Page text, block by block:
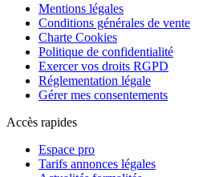
Mentions légales
Conditions générales de vente
Charte Cookies
Politique de confidentialité
Exercer vos droits RGPD
Réglementation légale
Gérer mes consentements
Accès rapides
Espace pro
Tarifs annonces légales